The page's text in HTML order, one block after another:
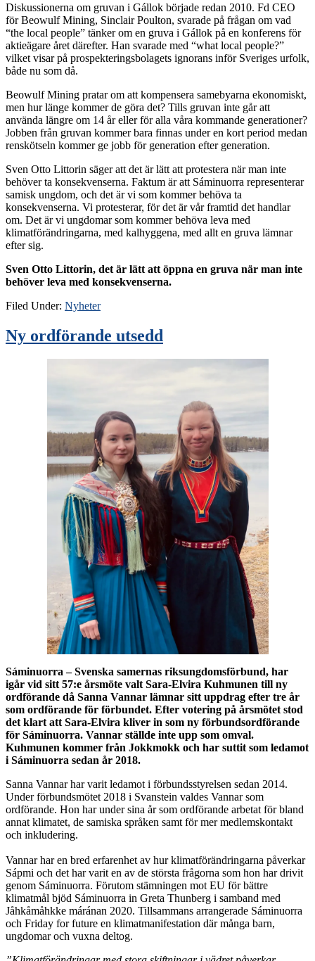
Diskussionerna om gruvan i Gállok började redan 2010. Fd CEO
för Beowulf Mining, Sinclair Poulton, svarade på frågan om vad
“the local people” tänker om en gruva i Gállok på en konferens för
aktieägare året därefter. Han svarade med “what local people?”
vilket visar på prospekteringsbolagets ignorans inför Sveriges urfolk,
både nu som då.
Beowulf Mining pratar om att kompensera samebyarna ekonomiskt,
men hur länge kommer de göra det? Tills gruvan inte går att
använda längre om 14 år eller för alla våra kommande generationer?
Jobben från gruvan kommer bara finnas under en kort period medan
renskötseln kommer ge jobb för generation efter generation.
Sven Otto Littorin säger att det är lätt att protestera när man inte
behöver ta konsekvenserna. Faktum är att Sáminuorra representerar
samisk ungdom, och det är vi som kommer behöva ta
konsekvenserna. Vi protesterar, för det är vår framtid det handlar
om. Det är vi ungdomar som kommer behöva leva med
klimatförändringarna, med kalhyggena, med allt en gruva lämnar
efter sig.
Sven Otto Littorin, det är lätt att öppna en gruva när man inte
behöver leva med konsekvenserna.
Filed Under: Nyheter
Ny ordförande utsedd
Sáminuorra – Svenska samernas riksungdomsförbund, har
igår vid sitt 57:e årsmöte valt Sara-Elvira Kuhmunen till ny
ordförande då Sanna Vannar lämnar sitt uppdrag efter tre år
som ordförande för förbundet. Efter votering på årsmötet stod
det klart att Sara-Elvira kliver in som ny förbundsordförande
för Sáminuorra. Vannar ställde inte upp som omval.
Kuhmunen kommer från Jokkmokk och har suttit som ledamot
i Sáminuorra sedan år 2018.
Sanna Vannar har varit ledamot i förbundsstyrelsen sedan 2014.
Under förbundsmötet 2018 i Svanstein valdes Vannar som
ordförande. Hon har under sina år som ordförande arbetat för bland
annat klimatet, de samiska språken samt för mer medlemskontakt
och inkludering.
Vannar har en bred erfarenhet av hur klimatförändringarna påverkar
Sápmi och det har varit en av de största frågorna som hon har drivit
genom Sáminuorra. Förutom stämningen mot EU för bättre
klimatmål bjöd Sáminuorra in Greta Thunberg i samband med
Jåhkåmåhkke máránan 2020. Tillsammans arrangerade Sáminuorra
och Friday for future en klimatmanifestation där många barn,
ungdomar och vuxna deltog.